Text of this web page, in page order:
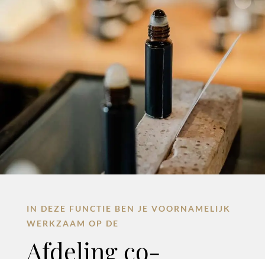
IN DEZE FUNCTIE BEN JE VOORNAMELIJK
WERKZAAM OP DE
Afdeling co-